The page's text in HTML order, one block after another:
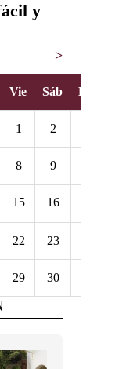
y
>
Vie Sáb Dom
1 2
8 9
15 16
22 23
29 30